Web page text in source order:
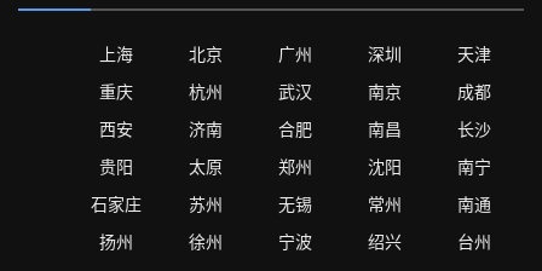
上海 北京 广州 深圳
天津
重庆
杭州 武汉 南京
成都
西安
济南 合肥 南昌
长沙
贵阳
太原 郑州 沈阳
南宁
石家庄
苏州 无锡 常州
南通
扬州
徐州 宁波 绍兴
台州